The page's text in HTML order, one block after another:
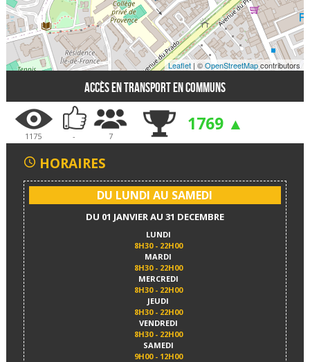
Leaflet | ©OpenStreetMapcontributors
Accès en transport en communs
1175 - 7
1769 ▲
HORAIRES
DU LUNDI AU SAMEDI
DU 01 JANVIER AU 31 DECEMBRE
LUNDI
8H30 - 22H00
MARDI
8H30 - 22H00
MERCREDI
8H30 - 22H00
JEUDI
8H30 - 22H00
VENDREDI
8H30 - 22H00
SAMEDI
9H00 - 12H00